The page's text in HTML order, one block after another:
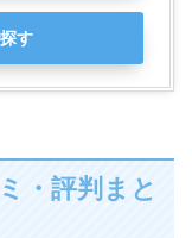
す
・評判まと